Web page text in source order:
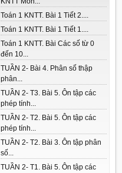
Toán 1 KNTT. Bài 1 Tiết 2....
Toán 1 KNTT. Bài 1 Tiết 1....
Toán 1 KNTT. Bài Các số từ 0
đến 10...
TUẦN 2- Bài 4. Phân số thập
phân...
TUẦN 2- T3. Bài 5. Ôn tập các
phép tính...
TUẦN 2- T2. Bài 5. Ôn tập các
phép tính...
TUẦN 2- T2. Bài 3. Ôn tập phân
số...
TUẦN 2- T1. Bài 5. Ôn tập các